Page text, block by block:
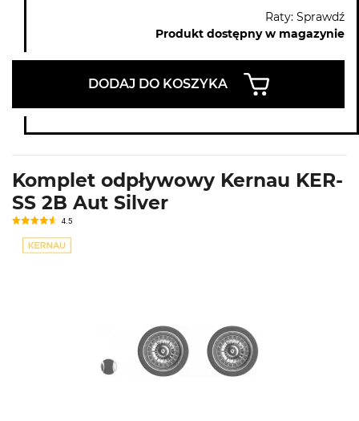
Raty: Sprawdź
Produkt dostępny w magazynie
DODAJ DO KOSZYKA
Komplet odpływowy Kernau KER-
SS 2B Aut Silver
4.5